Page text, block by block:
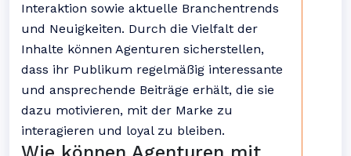
Interaktion sowie aktuelle Branchentrends
und Neuigkeiten. Durch die Vielfalt der
Inhalte können Agenturen sicherstellen,
dass ihr Publikum regelmäßig interessante
und ansprechende Beiträge erhält, die sie
dazu motivieren, mit der Marke zu
interagieren und loyal zu bleiben.